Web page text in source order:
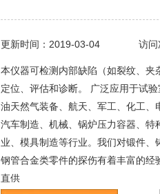
更新时间：2019-03-04 访
本仪器可检测内部缺陷（如裂纹、夹
定位、评估和诊断。 广泛应用于试
油天然气装备、航天、军工、化工、
汽车制造、机械、锅炉压力容器、特
业、模具制造等行业。我们对锻件、
钢管合金类零件的探伤有着丰富的经
直供